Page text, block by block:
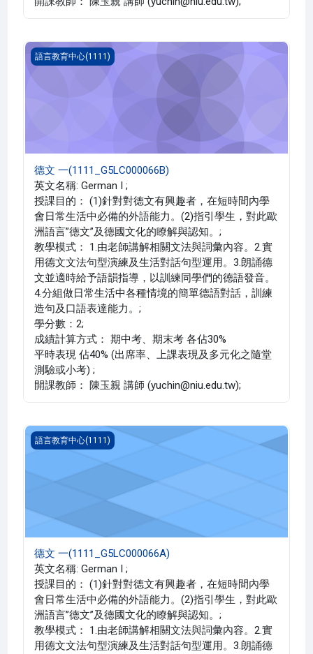
德文 一(1111_G5LC000066B)
語言教育中心(1111)
德文 一(1111_G5LC000066B)
英文名稱: German I ;
授課目的： (1)針對對德文有興趣者，在短時間內學
會日常生活中必備的外語能力。(2)指引學生，對此歐
洲語言”德文”及德國文化的瞭解與認知。;
教學模式： 1.由老師講解相關文法與詞彙內容。2.實
用德文文法句型演練及生活對話句型運用。3.朗誦德
文並適時給予語韻指導，以訓練同學們的德語發音。
4.分組做日常生活中各種情境的簡單德語對話，訓練
造句及口語表達能力。;
學分數：2;
成績計算方式： 期中考、期末考 各佔30%
平時表現 佔40% (出席率、上課表現及多元化之隨堂
測驗或小考) ;
開課教師： 陳玉親 講師 (yuchin@niu.edu.tw);
德文 一(1111_G5LC000066A)
語言教育中心(1111)
德文 一(1111_G5LC000066A)
英文名稱: German I ;
授課目的： (1)針對對德文有興趣者，在短時間內學
會日常生活中必備的外語能力。(2)指引學生，對此歐
洲語言”德文”及德國文化的瞭解與認知。;
教學模式： 1.由老師講解相關文法與詞彙內容。2.實
用德文文法句型演練及生活對話句型運用。3.朗誦德